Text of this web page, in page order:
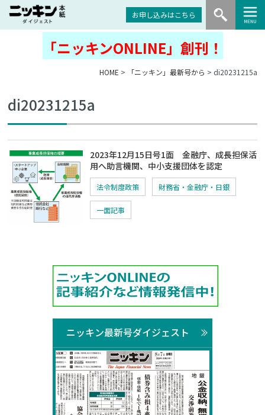
お申し込みはこちら
「ニッキンONLINE」創刊！
HOME > 「ニッキン」最新号から > di20231215a
di20231215a
2023年12月15日号1面 金融庁、成長担保活
用へ助言機関、中小支援団体を認定
法令制度政策 財務省・金融庁・日銀
一面記事
ニッキン最新号ダイジェスト